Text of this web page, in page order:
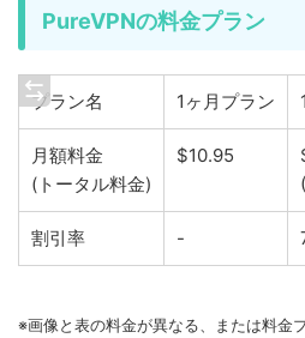
PureVPNの料金プラン
プラン名 1ヶ月プラン
月額料金
(トータル料金)
$10.95
割引率 -
※画像と表の料金が異なる、または料金